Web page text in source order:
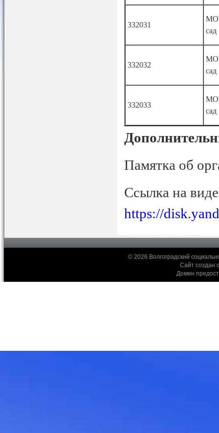
332031
332032
332033
Памятка об
Ссылка на
https://
© 2026 Волгоградский
Сайт создан
Домен